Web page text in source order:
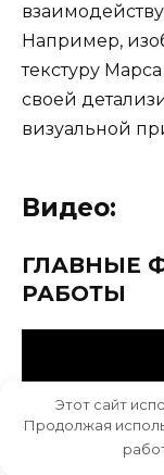
Например,
текстуру
своей
визуальной
Видео:
ГЛАВНЫЕ
РАБОТЫ
Этот сайт
Продолжая